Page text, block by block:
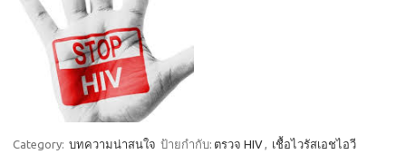
Category: บทความน่าสนใจ ป้ายกำกับ: ตรวจ HIV, เชื้อไวรัสเอชไอวี